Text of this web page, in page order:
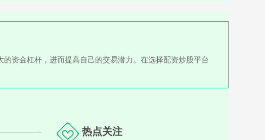
资金杠杆，进而提高自己的交易潜力。在选择配资炒股平台
热点关注